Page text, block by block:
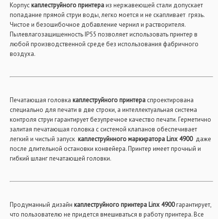
Корпускаплеструйного принтераиз нержавеющей стали допускает
попадание прямой струи воды, легко моется и не скапливает грязь.
Чистое и безошибочное добавление чернил и растворителя.
Пылевлагозащищенность IP55 позволяет использовать принтер в
любой производственной среде без использования фабричного
воздуха.
Печатающая головка каплеструйного принтера спроектирована
специально для печати в две строки, а интеллектуальная система
контроля струи гарантирует безупречное качество печати. Герметично
залитая печатающая головка с системой клапанов обеспечивает
легкий и чистый запуск каплеструйнного маркиратора Linx 4900даже
после длительной остановки конвейера. Принтер имеет прочный и
гибкий шланг печатающей головки.
Продуманный дизайн каплеструйного принтера Linx 4900гарантирует,
что пользователю не придется вмешиваться в работу принтера. Все